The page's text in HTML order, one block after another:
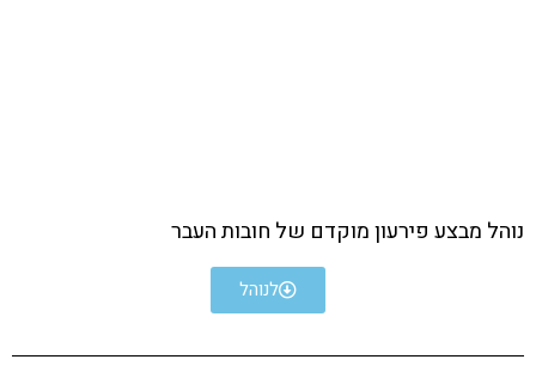
נוהל מבצע פירעון מוקדם של חובות העבר
לנוהל